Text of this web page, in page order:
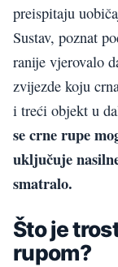
preispitaju
Sustav, poznat
ranije vjerovalo
zvijezde koju
i treći objekt u
se crne rupe
uključuje
smatralo.
Što je
rupom?